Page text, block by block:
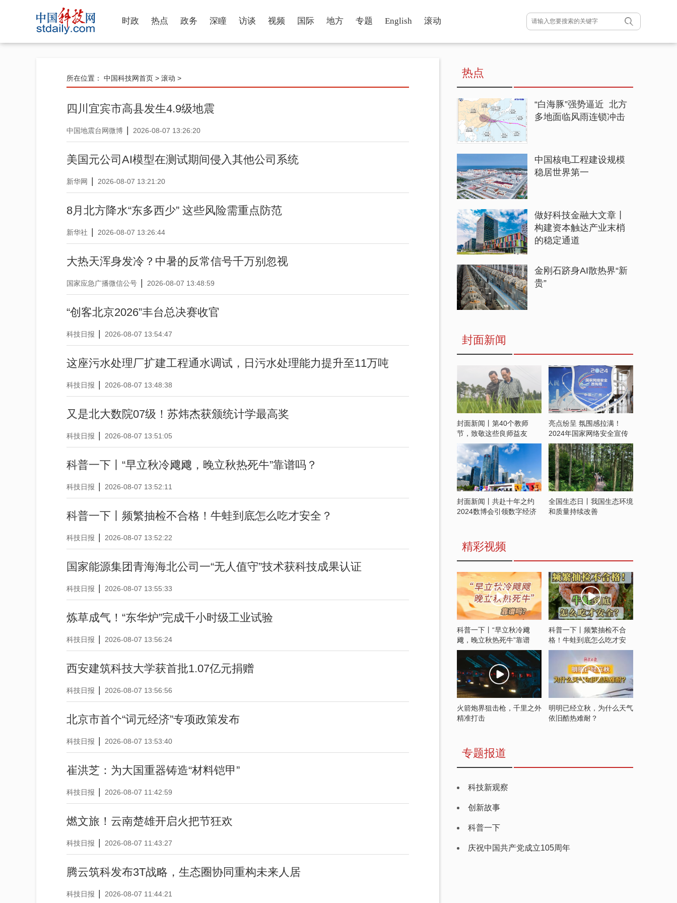
时政 热点 政务 深瞳 访谈 视频 国际 地方 专题 English 滚动
所在位置： 中国科技网首页 > 滚动 >
四川宜宾市高县发生4.9级地震
中国地震台网微博 2026-08-07 13:26:20
美国元公司AI模型在测试期间侵入其他公司系统
新华网 2026-08-07 13:21:20
8月北方降水“东多西少” 这些风险需重点防范
新华社 2026-08-07 13:26:44
大热天浑身发冷？中暑的反常信号千万别忽视
国家应急广播微信公号 2026-08-07 13:48:59
“创客北京2026”丰台总决赛收官
科技日报 2026-08-07 13:54:47
这座污水处理厂扩建工程通水调试，日污水处理能力提升至11万吨
科技日报 2026-08-07 13:48:38
又是北大数院07级！苏炜杰获颁统计学最高奖
科技日报 2026-08-07 13:51:05
科普一下丨“早立秋冷飕飕，晚立秋热死牛”靠谱吗？
科技日报 2026-08-07 13:52:11
科普一下丨频繁抽检不合格！牛蛙到底怎么吃才安全？
科技日报 2026-08-07 13:52:22
国家能源集团青海海北公司一“无人值守”技术获科技成果认证
科技日报 2026-08-07 13:55:33
炼草成气！“东华炉”完成千小时级工业试验
科技日报 2026-08-07 13:56:24
西安建筑科技大学获首批1.07亿元捐赠
科技日报 2026-08-07 13:56:56
北京市首个“词元经济”专项政策发布
科技日报 2026-08-07 13:53:40
崔洪芝：为大国重器铸造“材料铠甲”
科技日报 2026-08-07 11:42:59
燃文旅！云南楚雄开启火把节狂欢
科技日报 2026-08-07 11:43:27
腾云筑科发布3T战略，生态圈协同重构未来人居
科技日报 2026-08-07 11:44:21
热点
“白海豚”强势逼近 北方
多地面临风雨连锁冲击
中国核电工程建设规模
稳居世界第一
做好科技金融大文章丨
构建资本触达产业末梢
的稳定通道
金刚石跻身AI散热界“新
贵”
封面新闻
封面新闻丨第40个教师
节，致敬这些良师益友
亮点纷呈 氛围感拉满！
2024年国家网络安全宣传
周开启
封面新闻丨共赴十年之约
2024数博会引领数字经济
全国生态日丨我国生态环境
和质量持续改善
精彩视频
科普一下丨“早立秋冷飕
飕，晚立秋热死牛”靠谱
吗？
科普一下丨频繁抽检不合
格！牛蛙到底怎么吃才安
全？
火箭炮界狙击枪，千里之外
精准打击
明明已经立秋，为什么天气
依旧酷热难耐？
专题报道
科技新观察
创新故事
科普一下
庆祝中国共产党成立105周年